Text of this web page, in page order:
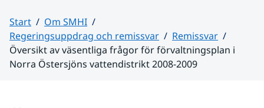
Start
Om SMHI
Regeringsuppdrag och remissvar
Remissvar
Översikt av väsentliga frågor för förvaltningsplan i
Norra Östersjöns vattendistrikt 2008-2009